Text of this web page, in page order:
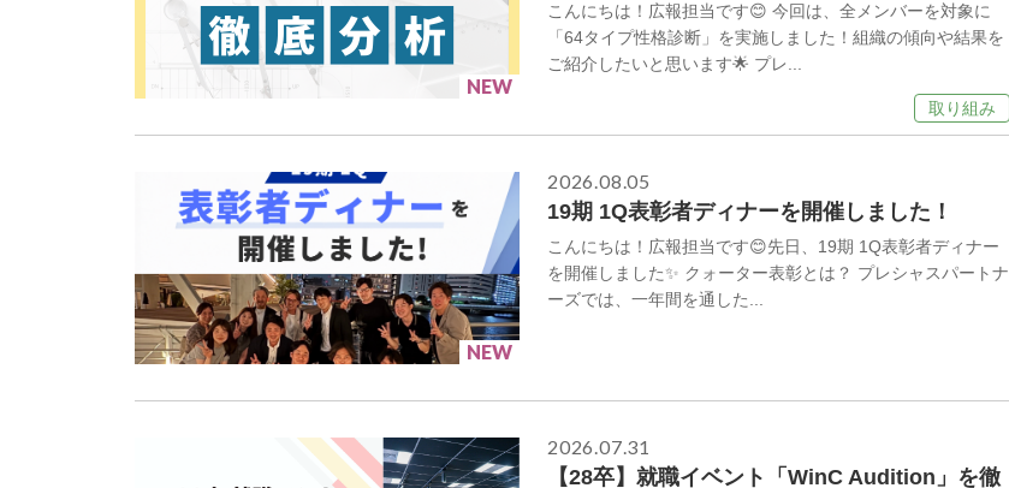
NEW
こんにちは！広報担当です😊 今回は、全メンバーを対象に
「64タイプ性格診断」を実施しました！組織の傾向や結果を
ご紹介したいと思います🌟 プレ...
取り組み
NEW
2026.08.05
19期 1Q表彰者ディナーを開催しました！
こんにちは！広報担当です😊先日、19期 1Q表彰者ディナー
を開催しました✨ クォーター表彰とは？ プレシャスパートナ
ーズでは、一年間を通した...
2026.07.31
【28卒】就職イベント「WinC Audition」を徹